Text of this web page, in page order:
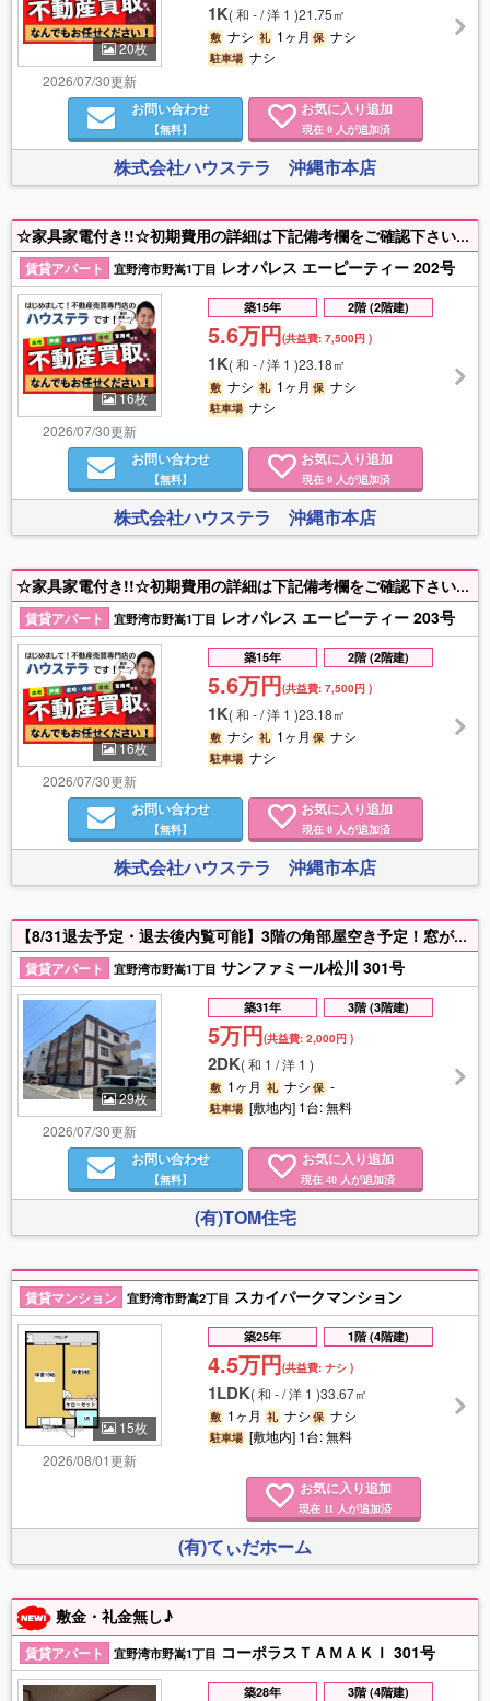
20枚
2026/07/30更新
1K(和 - / 洋 1 )21.75㎡
敷 ナシ 礼 1ヶ月保 ナシ
駐車場 ナシ
お問い合わせ
【無料】
お気に入り追加
現在 0 人が追加済
株式会社ハウステラ 沖縄市本店
☆家具家電付き!!☆初期費用の詳細は下記備考欄をご確認下さい☆付近物件もお探しの方は是非ハウステラまでご連絡ください！【入居目安：9月中旬頃】
賃貸アパート
宜野湾市野嵩1丁目 レオパレス エーピーティー 202号
16枚
2026/07/30更新
築15年 2階 (2階建)
5.6万円(共益費:7,500円 )
1K(和 - / 洋 1 )23.18㎡
敷 ナシ 礼 1ヶ月保 ナシ
駐車場 ナシ
お問い合わせ
【無料】
お気に入り追加
現在 0 人が追加済
株式会社ハウステラ 沖縄市本店
☆家具家電付き!!☆初期費用の詳細は下記備考欄をご確認下さい☆付近物件もお探しの方は是非ハウステラまでご連絡ください！【入居目安：9月上旬頃】
賃貸アパート
宜野湾市野嵩1丁目 レオパレス エーピーティー 203号
16枚
2026/07/30更新
築15年 2階 (2階建)
5.6万円(共益費:7,500円 )
1K(和 - / 洋 1 )23.18㎡
敷 ナシ 礼 1ヶ月保 ナシ
駐車場 ナシ
お問い合わせ
【無料】
お気に入り追加
現在 0 人が追加済
株式会社ハウステラ 沖縄市本店
【8/31退去予定・退去後内覧可能】3階の角部屋空き予定！窓が多く明るいお部屋です♪かねひで・サンシー・コンビニ近隣にあり！
賃貸アパート
宜野湾市野嵩1丁目 サンファミール松川 301号
29枚
2026/07/30更新
築31年 3階 (3階建)
5万円(共益費:2,000円 )
2DK(和 1 / 洋 1 )
敷 1ヶ月 礼 ナシ保 -
駐車場 [敷地内] 1台: 無料
お問い合わせ
【無料】
お気に入り追加
現在 40人が追加済
(有)TOM住宅
賃貸マンション 宜野湾市野嵩2丁目 スカイパークマンション
15枚
2026/08/01更新
築25年 1階 (4階建)
4.5万円(共益費:ナシ )
1LDK(和 - / 洋 1 )33.67㎡
敷 1ヶ月 礼 ナシ保 ナシ
駐車場 [敷地内] 1台: 無料
お気に入り追加
現在 11 人が追加済
(有)てぃだホーム
敷金・礼金無し♪
賃貸アパート 宜野湾市野嵩1丁目 コーポラスＴＡＭＡＫＩ 301号
築28年 3階 (4階建)